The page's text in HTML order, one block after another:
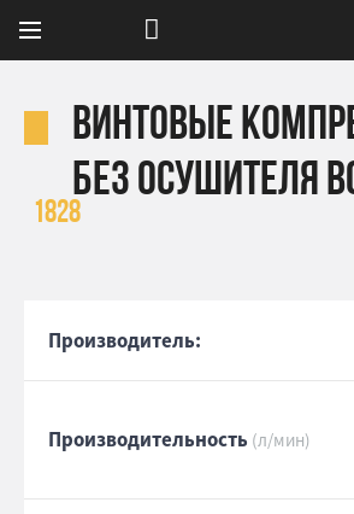
Винтовые
без осушителя
1828
Производитель:
Производительность (л/мин)